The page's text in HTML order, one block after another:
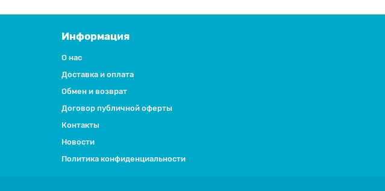
Информация
О нас
Доставка и оплата
Обмен и возврат
Договор публичной оферты
Контакты
Новости
Политика конфиденциальности